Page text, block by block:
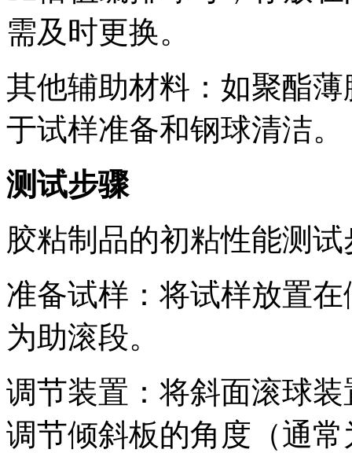
需及时更换。
其他辅助材料：如聚酯
于试样准备和钢球清洁。
测试步骤
胶粘制品的初粘性能测
准备试样：将试样放置
为助滚段。
调节装置：将斜面滚球
调节倾斜板的角度（通常